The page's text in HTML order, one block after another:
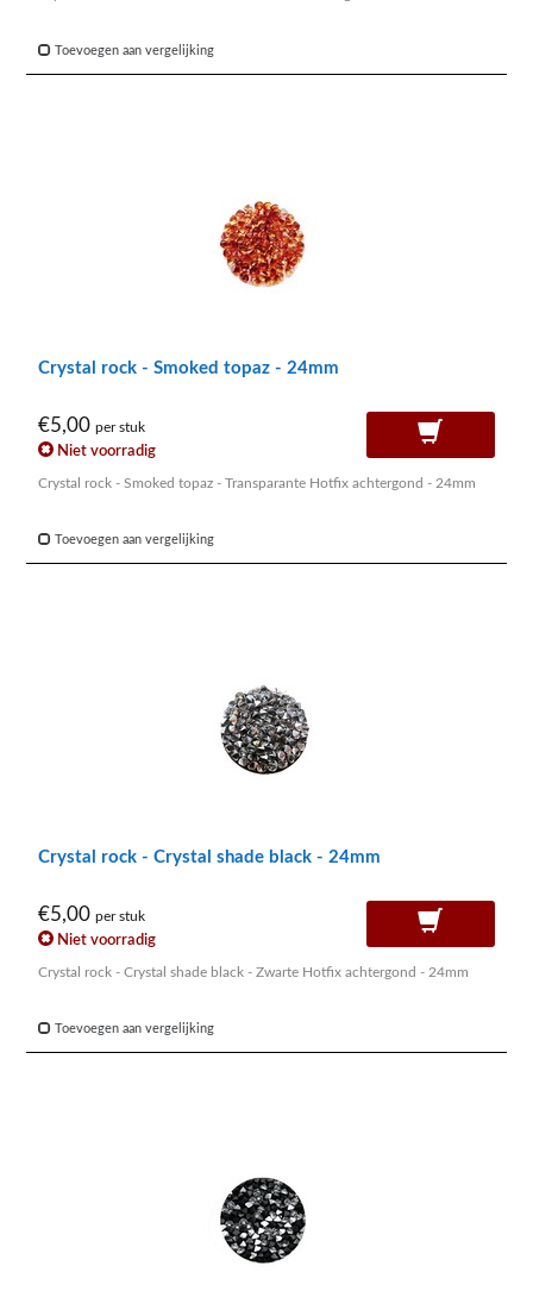
Toevoegen aan vergelijking
Crystal rock - Smoked topaz - 24mm
€5,00 per stuk
Niet voorradig
Crystal rock - Smoked topaz - Transparante Hotfix achtergond - 24mm
Toevoegen aan vergelijking
Crystal rock - Crystal shade black - 24mm
€5,00 per stuk
Niet voorradig
Crystal rock - Crystal shade black - Zwarte Hotfix achtergond - 24mm
Toevoegen aan vergelijking